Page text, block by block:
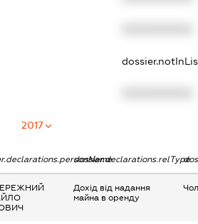
2017
dossier.declarations.relType
Дохід від надання
майна в оренду